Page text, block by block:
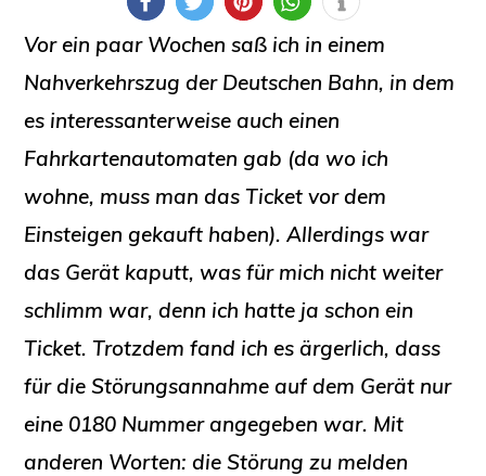
Vor ein paar Wochen saß ich in einem
Nahverkehrszug der Deutschen Bahn, in dem
es interessanterweise auch einen
Fahrkartenautomaten gab (da wo ich
wohne, muss man das Ticket vor dem
Einsteigen gekauft haben). Allerdings war
das Gerät kaputt, was für mich nicht weiter
schlimm war, denn ich hatte ja schon ein
Ticket. Trotzdem fand ich es ärgerlich, dass
für die Störungsannahme auf dem Gerät nur
eine 0180 Nummer angegeben war. Mit
anderen Worten: die Störung zu melden